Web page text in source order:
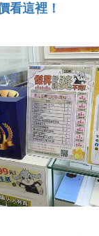
看這裡！